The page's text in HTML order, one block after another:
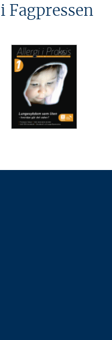
Fagpressen